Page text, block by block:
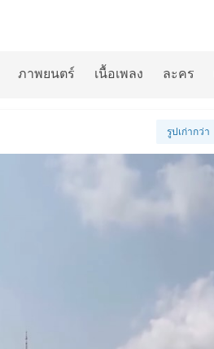
ภาพยนตร์ เนื้อเพลง ละคร
รูปเก่ากว่า